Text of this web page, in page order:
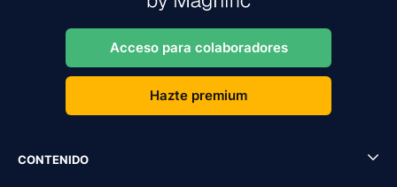
Acceso para colaboradores
Hazte premium
CONTENIDO